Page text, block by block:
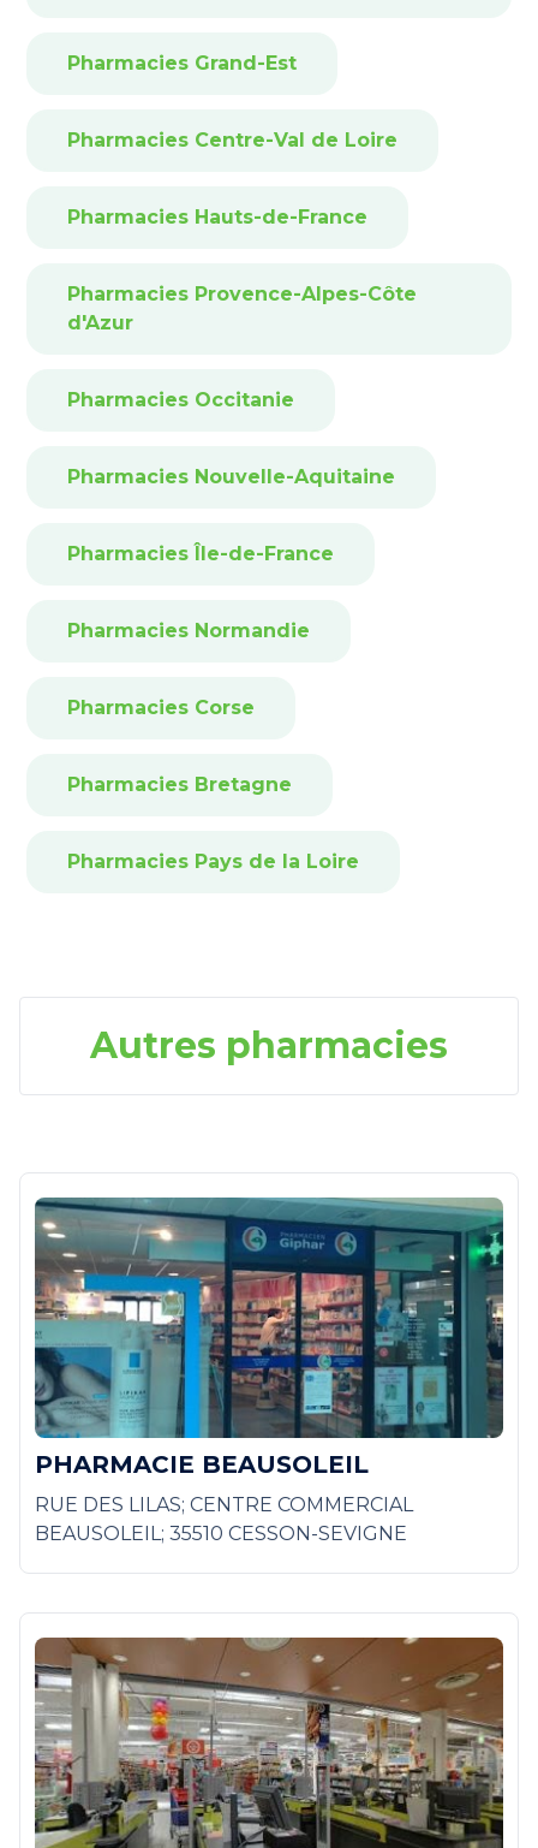
Pharmacies Grand-Est
Pharmacies Centre-Val de Loire
Pharmacies Hauts-de-France
Pharmacies Provence-Alpes-Côte
d'Azur
Pharmacies Occitanie
Pharmacies Nouvelle-Aquitaine
Pharmacies Île-de-France
Pharmacies Normandie
Pharmacies Corse
Pharmacies Bretagne
Pharmacies Pays de la Loire
Autres pharmacies
PHARMACIE BEAUSOLEIL
RUE DES LILAS; CENTRE COMMERCIAL
BEAUSOLEIL; 35510 CESSON-SEVIGNE